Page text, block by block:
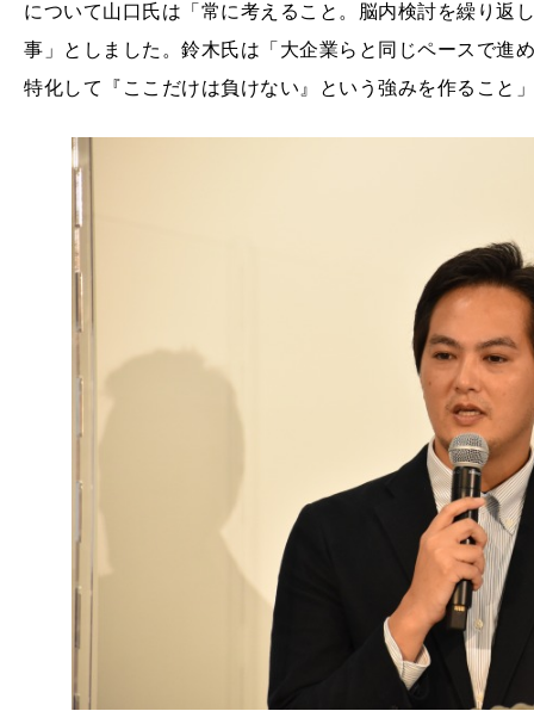
について山口氏は「常に考えること。脳内検討を繰り返
事」としました。鈴木氏は「大企業らと同じペースで進
特化して『ここだけは負けない』という強みを作ること